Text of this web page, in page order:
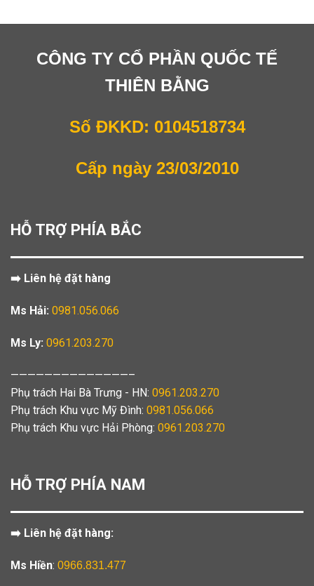
CÔNG TY CỔ PHẦN QUỐC TẾ
THIÊN BẰNG
Số ĐKKD: 0104518734
Cấp ngày 23/03/2010
HỖ TRỢ PHÍA BẮC
➡️ Liên hệ đặt hàng
Ms Hải: 0981.056.066
Ms Ly: 0961.203.270
——————————————–
Phụ trách Hai Bà Trưng - HN: 0961.203.270
Phụ trách Khu vực Mỹ Đình: 0981.056.066
Phụ trách Khu vực Hải Phòng: 0961.203.270
HỖ TRỢ PHÍA NAM
➡️ Liên hệ đặt hàng:
Ms Hiền: 0966.831.477